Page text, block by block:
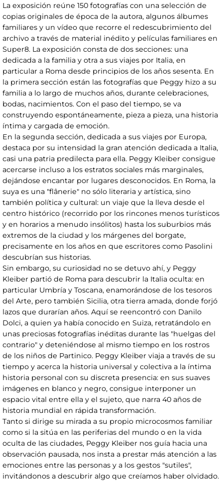
La exposición reúne 150 fotografías con una selección de
copias originales de época de la autora, algunos álbumes
familiares y un vídeo que recorre el redescubrimiento del
archivo a través de material inédito y películas familiares en
Super8. La exposición consta de dos secciones: una
dedicada a la familia y otra a sus viajes por Italia, en
particular a Roma desde principios de los años sesenta. En
la primera sección están las fotografías que Peggy hizo a su
familia a lo largo de muchos años, durante celebraciones,
bodas, nacimientos. Con el paso del tiempo, se va
construyendo espontáneamente, pieza a pieza, una historia
íntima y cargada de emoción.
En la segunda sección, dedicada a sus viajes por Europa,
destaca por su intensidad la gran atención dedicada a Italia,
casi una patria predilecta para ella. Peggy Kleiber consigue
acercarse incluso a los estratos sociales más marginales,
dejándose encantar por lugares desconocidos. En Roma, la
suya es una "flânerie" no sólo literaria y artística, sino
también política y cultural: un viaje que la lleva desde el
centro histórico (recorrido por los rincones menos turísticos
y en horarios a menudo insólitos) hasta los suburbios más
extremos de la ciudad y los márgenes del borgate,
precisamente en los años en que escritores como Pasolini
descubrían sus historias.
Sin embargo, su curiosidad no se detuvo ahí, y Peggy
Kleiber partió de Roma para descubrir la Italia oculta: en
particular Umbría y Toscana, enamorándose de los tesoros
del Arte, pero también Sicilia, otra tierra amada, donde forjó
lazos que durarían años. Aquí se reencontró con Danilo
Dolci, a quien ya había conocido en Suiza, retratándolo en
unas preciosas fotografías inéditas durante las "huelgas del
contrario" y deteniéndose al mismo tiempo en los rostros
de los niños de Partinico. Peggy Kleiber viaja a través de su
tiempo y acerca la historia universal y colectiva a la íntima
historia personal con su discreta presencia: en sus suaves
imágenes en blanco y negro, consigue interponer un
espacio vital entre ella y el sujeto, que narra 40 años de
historia mundial en rápida transformación.
Tanto si dirige su mirada a su propio microcosmos familiar
como si la sitúa en las periferias del mundo o en la vida
oculta de las ciudades, Peggy Kleiber nos guía hacia una
observación pausada, nos insta a prestar más atención a las
emociones entre las personas y a los gestos "sutiles",
invitándonos a descubrir algo que creíamos haber olvidado.